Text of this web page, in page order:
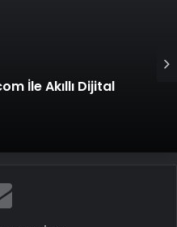
İle Akıllı Dijital